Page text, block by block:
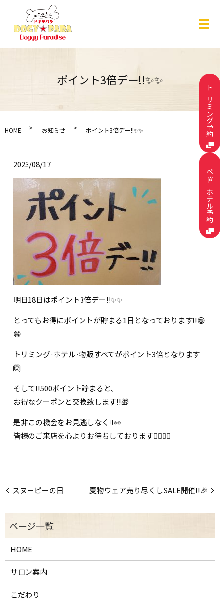
メ
トリミング予約
ペットホテル予約
ポイント3倍デー!!✨✨
HOME お知らせ ポイント3倍デー!!✨✨
2023/08/17
明日18日はポイント3倍デー!!✨✨
とってもお得にポイントが貯まる1日となっております!!😁
😁
トリミング·ホテル·物販すべてがポイント3倍となります
🙆
そして!!500ポイント貯まると、
お得なクーポンと交換致します!!🎁
是非この機会をお見逃しなく!!👀
皆様のご来店を心よりお待ちしております🙇‍♀️🙇‍♀️
スヌーピーの日 夏物ウェア売り尽くしSALE開催!!🎉
HOME
サロン案内
こだわり